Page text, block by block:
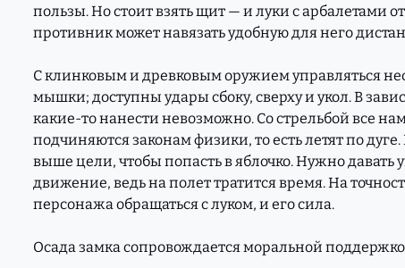
пользы. Но стоит взять щит — и луки с арбалетами
противник может навязать удобную для него
С клинковым и древковым оружием управляться
мышки; доступны удары сбоку, сверху и укол. В
какие-то нанести невозможно. Со стрельбой все
подчиняются законам физики, то есть летят по
выше цели, чтобы попасть в яблочко. Нужно давать
движение, ведь на полет тратится время. На
персонажа обращаться с луком, и его сила.
Осада замка сопровождается моральной